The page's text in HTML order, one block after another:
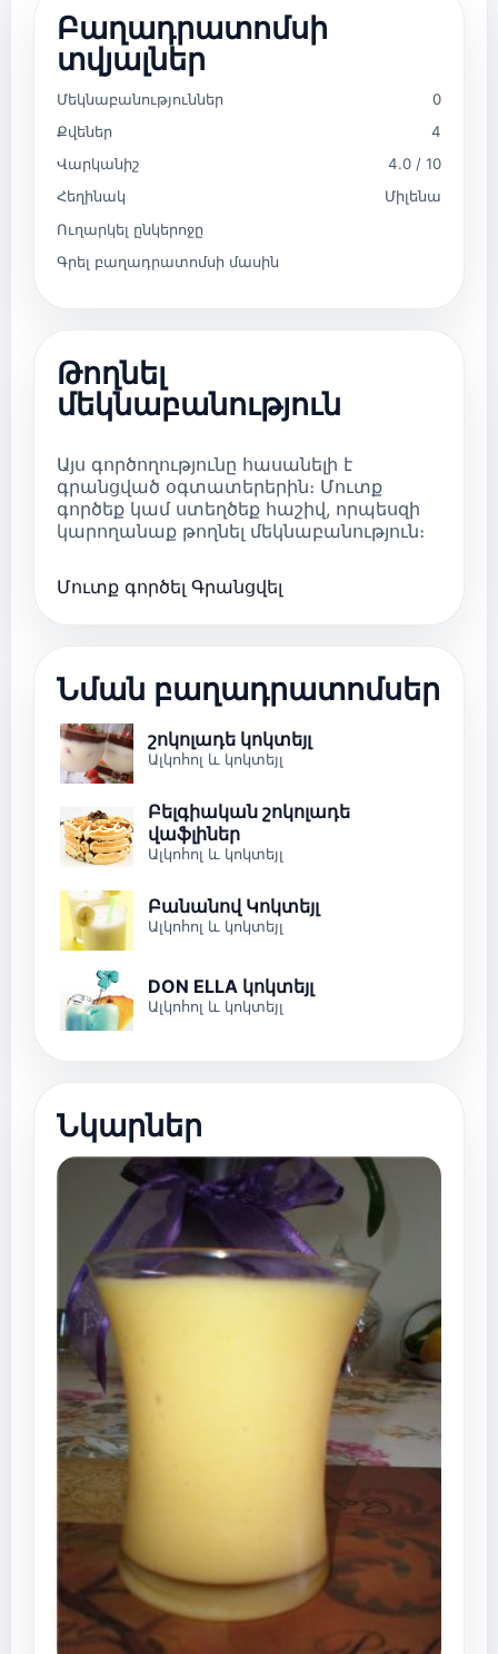
Բաղադրատոմսի
տվյալներ
Մեկնաբանություններ
0
Քվեներ
4
Վարկանիշ
4.0 / 10
Հեղինակ
Միլենա
Ուղարկել ընկերոջը
Գրել բաղադրատոմսի մասին
Թողնել
մեկնաբանություն
Այս գործողությունը հասանելի է
գրանցված օգտատերերին։ Մուտք
գործեք կամ ստեղծեք հաշիվ, որպեսզի
կարողանաք թողնել մեկնաբանություն։
Մուտք գործել Գրանցվել
Նման բաղադրատոմսեր
շոկոլադե կոկտեյլ
Ալկոհոլ և կոկտեյլ
Բելգիական շոկոլադե
վաֆլիներ
Ալկոհոլ և կոկտեյլ
Բանանով Կոկտեյլ
Ալկոհոլ և կոկտեյլ
DON ELLA կոկտեյլ
Ալկոհոլ և կոկտեյլ
Նկարներ